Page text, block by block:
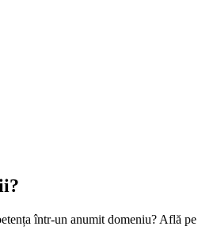
într-un anumit domeniu? Află